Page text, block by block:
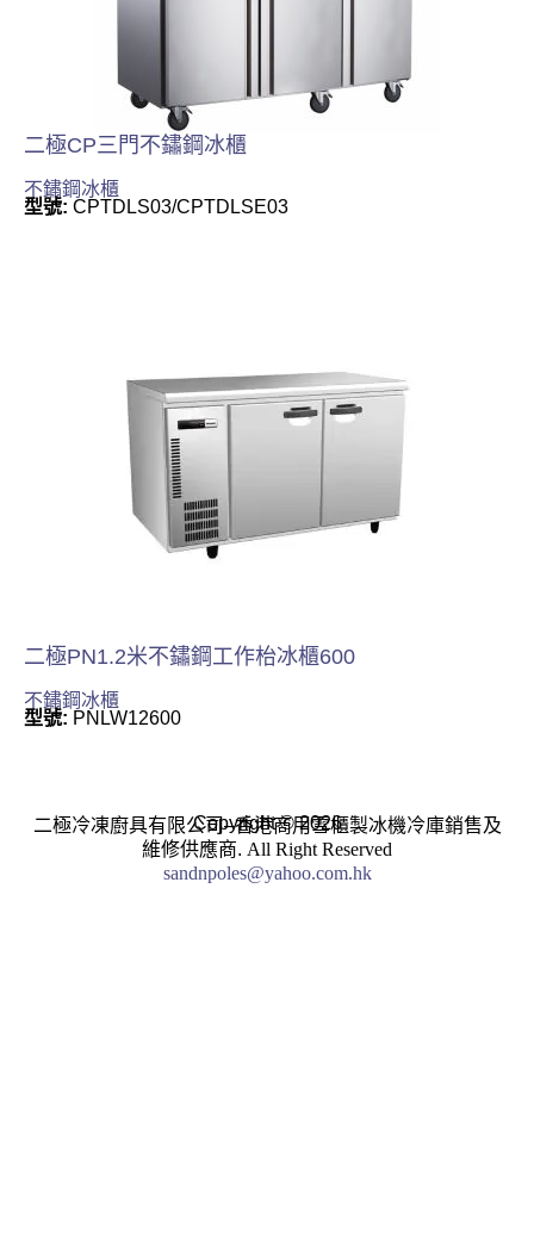
二極CP三門不鏽鋼冰櫃
不鏽鋼冰櫃
型號: CPTDLS03/CPTDLSE03
二極PN1.2米不鏽鋼工作枱冰櫃600
不鏽鋼冰櫃
型號: PNLW12600
Copyright © 2026
二極冷凍廚具有限公司–香港商用雪櫃製冰機冷庫銷售及
維修供應商. All Right Reserved
sandnpoles@yahoo.com.hk